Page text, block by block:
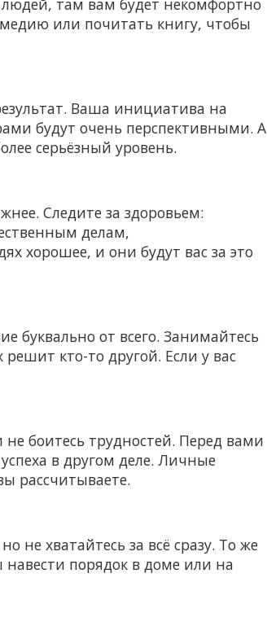
там вам будет некомфортно
или почитать книгу, чтобы
Ваша инициатива на
будут очень перспективными. А
серьёзный уровень.
Следите за здоровьем:
делам,
хорошее, и они будут вас за это
буквально от всего. Занимайтесь
кто-то другой. Если у вас
боитесь трудностей. Перед вами
в другом деле. Личные
рассчитываете.
не хватайтесь за всё сразу. То же
порядок в доме или на